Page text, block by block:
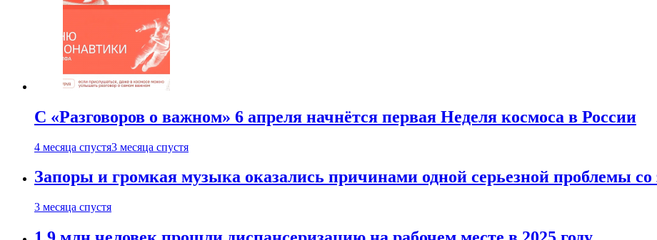
С «Разговоров о важном» 6 апреля начнётся первая Неделя космоса в России
4 месяца спустя3 месяца спустя
Запоры и громкая музыка оказались причинами одной серьезной проблемы со
3 месяца спустя